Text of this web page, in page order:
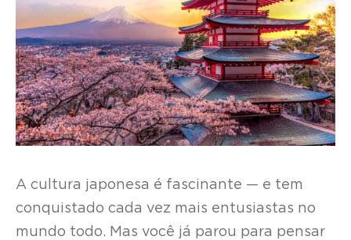
A cultura japonesa é fascinante — e tem
conquistado cada vez mais entusiastas no
mundo todo. Mas você já parou para pensar